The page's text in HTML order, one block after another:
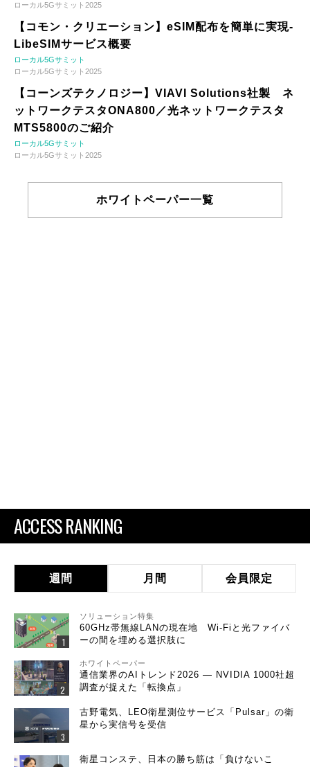
ローカル5Gサミット2025
【コモン・クリエーション】eSIM配布を簡単に実現-
LibeSIMサービス概要
ローカル5Gサミット
ローカル5Gサミット2025
【コーンズテクノロジー】VIAVI Solutions社製 ネ
ットワークテスタONA800／光ネットワークテスタ
MTS5800のご紹介
ローカル5Gサミット
ローカル5Gサミット2025
ホワイトペーパー一覧
ACCESS RANKING
週間 月間 会員限定
ソリューション特集
60GHz帯無線LANの現在地 Wi-Fiと光ファイバ
ーの間を埋める選択肢に
ホワイトペーパー
通信業界のAIトレンド2026 ― NVIDIA 1000社超
調査が捉えた「転換点」
古野電気、LEO衛星測位サービス「Pulsar」の衛
星から実信号を受信
衛星コンステ、日本の勝ち筋は「負けないこ